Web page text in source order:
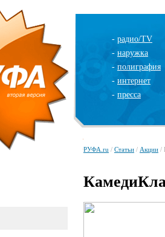
- радио/TV
- наружка
- полиграфия
- интернет
- пресса
РУФА.ru / Статьи / Акции /